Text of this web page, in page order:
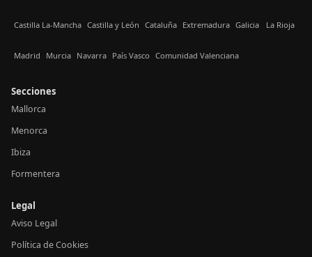
Castilla La-Mancha Castilla y León Cataluña Extremadura Galicia La Rioja
Madrid Murcia Navarra País Vasco Comunidad Valenciana
Secciones
Mallorca
Menorca
Ibiza
Formentera
Legal
Aviso Legal
Política de Cookies